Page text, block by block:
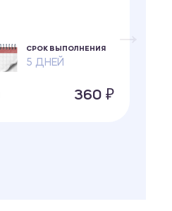
СРОК ВЫПОЛНЕНИЯ
5 ДНЕЙ
360 ₽